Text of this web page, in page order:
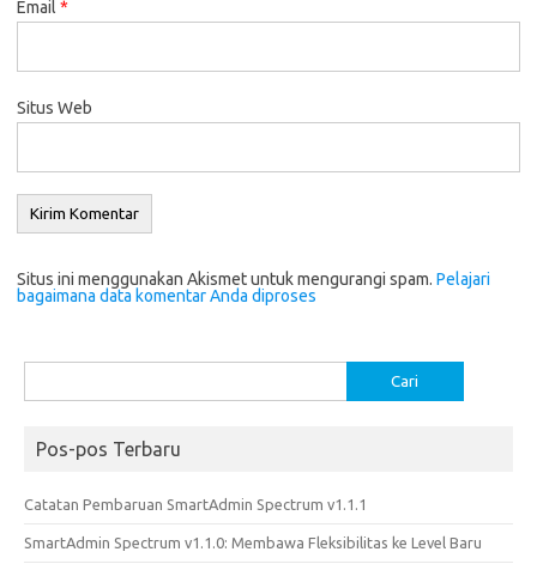
Email *
Situs Web
Situs ini menggunakan Akismet untuk mengurangi spam. Pelajari
bagaimana data komentar Anda diproses
untuk:
Pos-pos Terbaru
Catatan Pembaruan SmartAdmin Spectrum v1.1.1
SmartAdmin Spectrum v1.1.0: Membawa Fleksibilitas ke Level Baru